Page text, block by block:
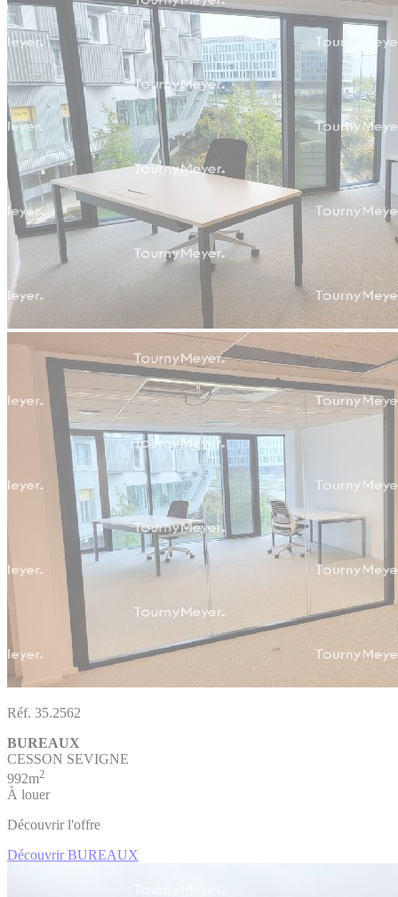
Réf. 35.2562
BUREAUX
CESSON SEVIGNE
992m2
À louer
Découvrir l'offre
Découvrir BUREAUX